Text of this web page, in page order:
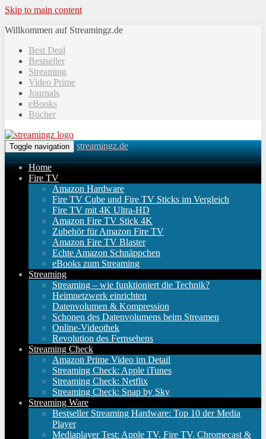
Skip to main content
Willkommen auf Streamingz.de
Best Deal
Bestseller
Streaming
Video Prime
Journals
eBooks
Bücher
Toggle navigation streamingz.de
Home
Fire TV
Amazon Hardware
Fire TV Cube und Fire TV Sticks im Vergleich
Fire TV mit 4K Ultra-HD
Amazon Fire TV Stick 4K
Zubehör für Amazon Fire TV
Amazon Fire TV Blaster
Echte Amazon Schnäppchen
eBooks zum Streaming
Streaming
Streaming – wie funktioniert die Technik?
Heimnetzwerk einrichten
Datenvolumen & Kompression
Schonen des Datenvolumens beim Streamen
Online-Videothek
Revolution des Fernsehens
Streaming Check
Amazon Prime Video im Detail
Streaming Check: Apple iTunes
Streaming Check: Netflix
Streaming Check: Snap by Sky
Streaming Ware
Bestseller Streaming Hardware: Top 10 der Media
Player
Mediaplayer Test: Apple TV, Fire TV, Chromecast &